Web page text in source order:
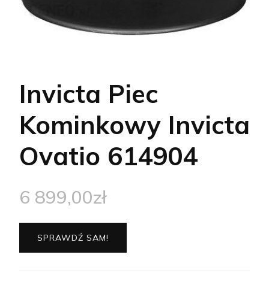
Invicta Piec
Kominkowy Invicta
Ovatio 614904
6 899,00zł
SPRAWDŹ SAM!